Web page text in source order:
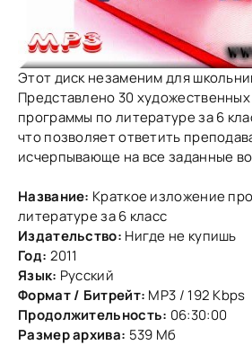
Этот диск незаменим для
Представлено 30
программы по литературе за 6
что позволяет ответить
исчерпывающе на все заданные
Название: Краткое изложение
литературе за 6 класс
Издательство: Нигде не купишь
Год: 2011
Язык: Русский
Формат / Битрейт: MP3 / 192 Kbps
Продолжительность: 06:30:00
Размер архива: 539 Мб